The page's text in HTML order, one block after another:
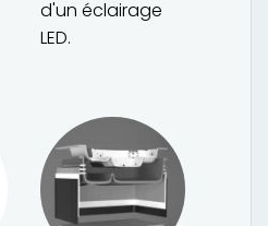
d'un éclairage
LED.